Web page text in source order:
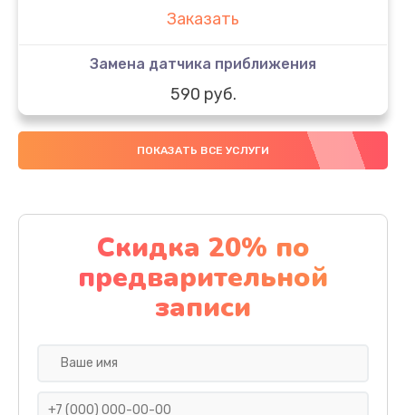
Заказать
Замена датчика приближения
590 руб.
Заказать
Замена стекла
Обновление ПО
890 руб.
290 руб.
ПОКАЗАТЬ ВСЕ УСЛУГИ
Скидка 20% по
предварительной
записи